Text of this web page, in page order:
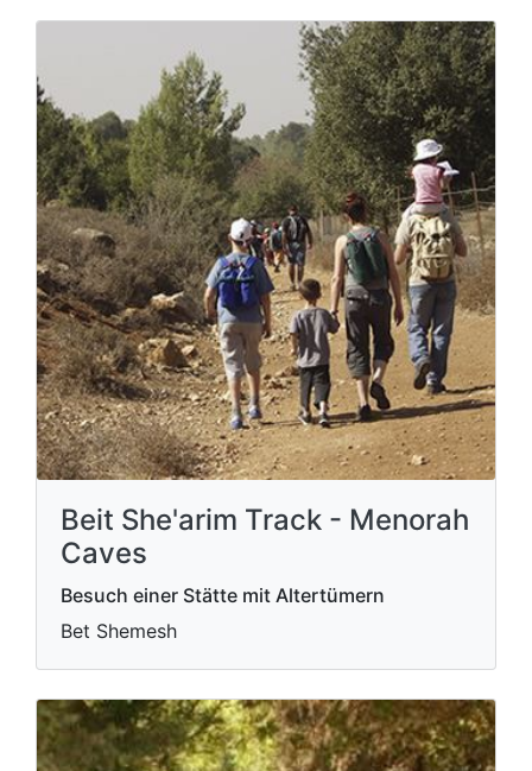
Beit She'arim Track - Menorah
Caves
Besuch einer Stätte mit Altertümern
Bet Shemesh